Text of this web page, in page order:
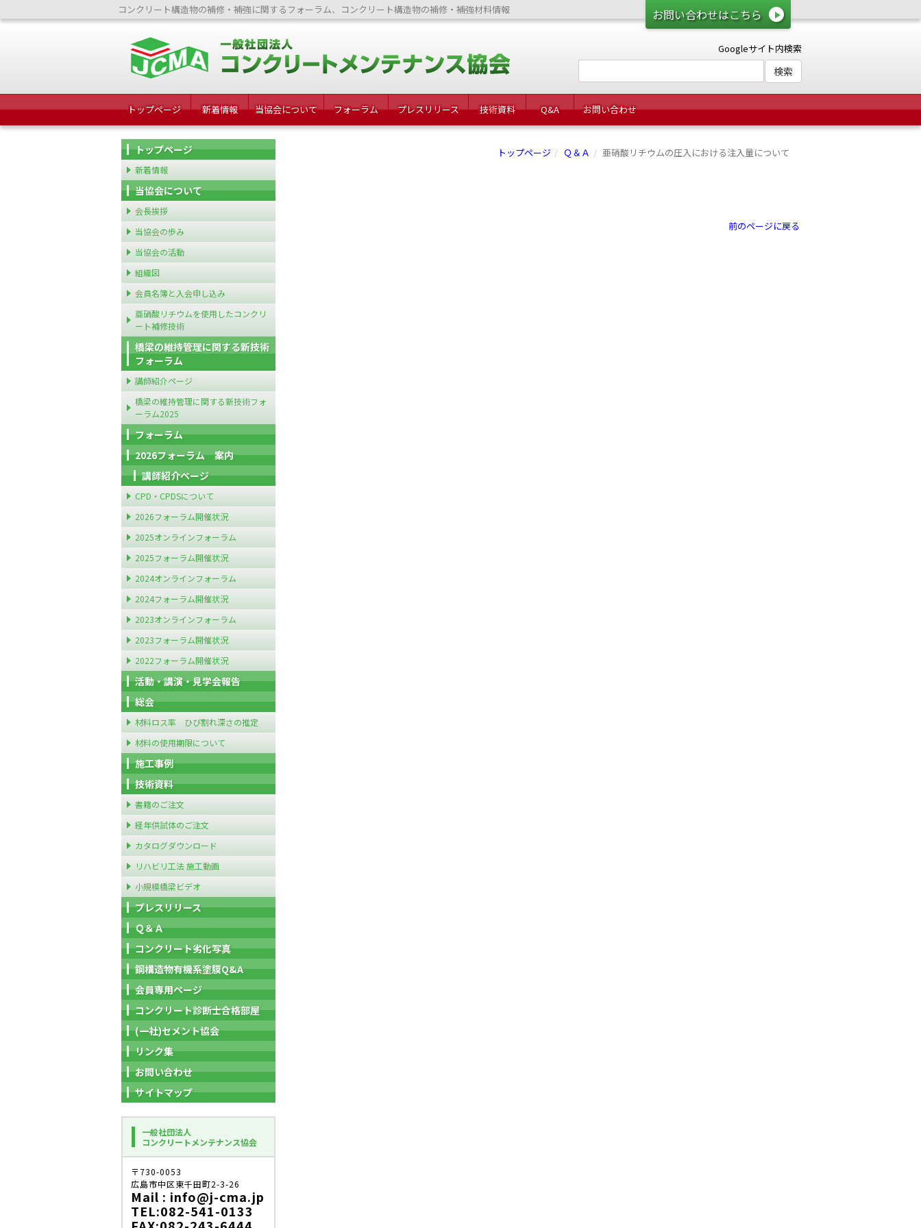
お問い合わせはこちら
コンクリート構造物の補修・補強に関するフォーラム、コンクリート構造物の補修・補強材料情報
Googleサイト内検索
トップページ 新着情報 当協会について フォーラム プレスリリース 技術資料 Q&A お問い合わせ
トップページ Ｑ＆Ａ 亜硝酸リチウムの圧入における注入量について
前のページに戻る
トップページ
新着情報
当協会について
会長挨拶
当協会の歩み
当協会の活動
組織図
会員名簿と入会申し込み
亜硝酸リチウムを使用したコンクリ
ート補修技術
橋梁の維持管理に関する新技術
フォーラム
講師紹介ページ
橋梁の維持管理に関する新技術フォ
ーラム2025
フォーラム
2026フォーラム 案内
講師紹介ページ
CPD・CPDSについて
2026フォーラム開催状況
2025オンラインフォーラム
2025フォーラム開催状況
2024オンラインフォーラム
2024フォーラム開催状況
2023オンラインフォーラム
2023フォーラム開催状況
2022フォーラム開催状況
活動・講演・見学会報告
総会
材料ロス率 ひび割れ深さの推定
材料の使用期限について
施工事例
技術資料
書籍のご注文
経年供試体のご注文
カタログダウンロード
リハビリ工法 施工動画
小規模橋梁ビデオ
プレスリリース
Ｑ＆Ａ
コンクリート劣化写真
鋼構造物有機系塗膜Q&A
会員専用ページ
コンクリート診断士合格部屋
(一社)セメント協会
リンク集
お問い合わせ
サイトマップ
一般社団法人
コンクリートメンテナンス協会
〒730-0053
広島市中区東千田町2-3-26
Mail : info@j-cma.jp
TEL:082-541-0133